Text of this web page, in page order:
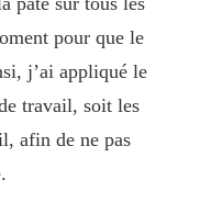
pour que le
j’ai appliqué le
travail, soit les
afin de ne pas